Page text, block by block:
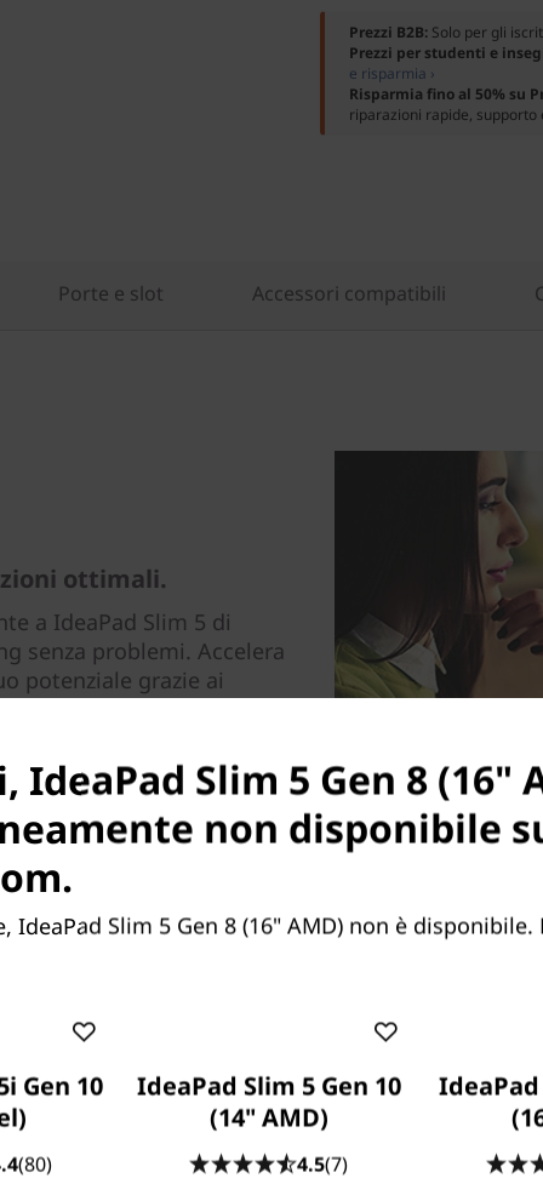
Prezzi B2B: Solo per gli
Prezzi per studenti e
e risparmia ›
Risparmia fino al 50% su
riparazioni rapide, supporto
Porte e slot Accessori compatibili
ottimali.
a IdeaPad Slim 5 di
senza problemi. Accelera
potenziale grazie ai
CPU e GPU integrate
attività più complesse. Il
e dalla durata della
Power del motore di
PCIe fino a 1 TB offre
multimediali e di
IdeaPad Slim 5 Gen 8 (16"
non disponibile
IdeaPad Slim 5 Gen 8 (16" AMD) non è disponibile.
Gen 10
(80)
IdeaPad Slim 5 Gen 10
(14" AMD)
4.5(7)
IdeaPad